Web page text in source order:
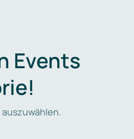
Events
auszuwählen.